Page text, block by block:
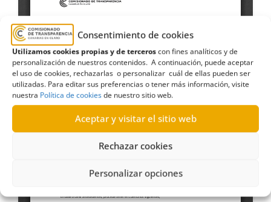
Consentimiento de cookies
Utilizamos cookies propias y de terceroscon fines analíticos y de
personalización de nuestros contenidos. A continuación, puede aceptar
el uso de cookies, rechazarlas o personalizar cuál de ellas pueden ser
utilizadas. Para editar sus preferencias o tener más información, visite
nuestra Política de cookiesde nuestro sitio web.
Aceptar y visitar el sitio web
Rechazar cookies
Personalizar opciones